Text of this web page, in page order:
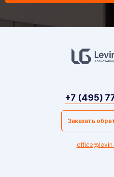
+7 (495)
Заказать